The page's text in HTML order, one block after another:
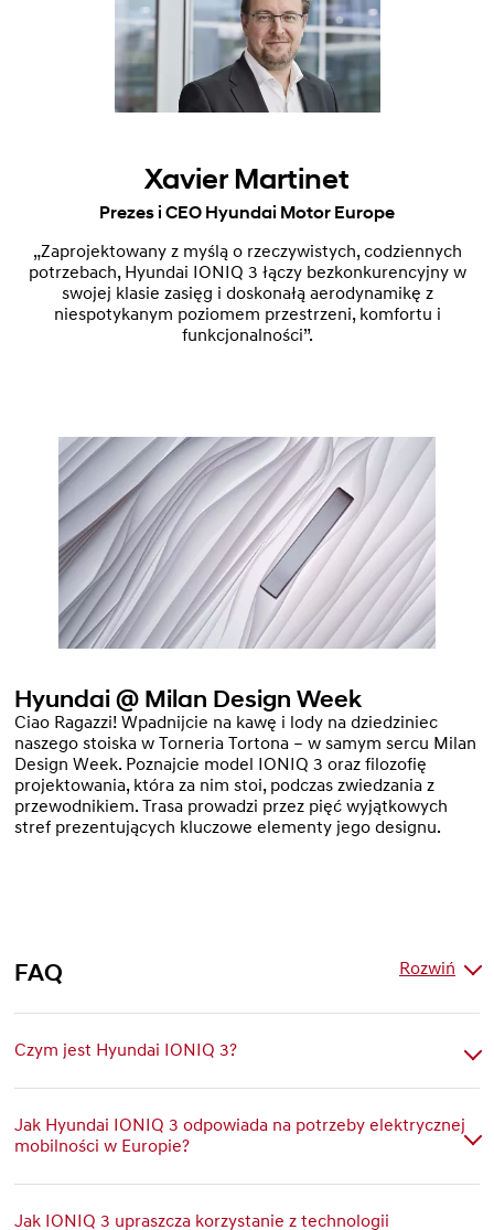
Xavier Martinet
Prezes i CEO Hyundai Motor Europe
„Zaprojektowany z myślą o rzeczywistych, codziennych
potrzebach, Hyundai IONIQ 3 łączy bezkonkurencyjny w
swojej klasie zasięg i doskonałą aerodynamikę z
niespotykanym poziomem przestrzeni, komfortu i
funkcjonalności”.
Hyundai @ Milan Design Week
Ciao Ragazzi! Wpadnijcie na kawę i lody na dziedziniec
naszego stoiska w Torneria Tortona – w samym sercu Milan
Design Week. Poznajcie model IONIQ 3 oraz filozofię
projektowania, która za nim stoi, podczas zwiedzania z
przewodnikiem. Trasa prowadzi przez pięć wyjątkowych
stref prezentujących kluczowe elementy jego designu.
FAQ Rozwiń
Czym jest Hyundai IONIQ 3?
komfortowym wnętrzem oraz łatwą w obsłudze technologią.
Jak Hyundai IONIQ 3 odpowiada na potrzeby elektrycznej
mobilności w Europie?
Jak IONIQ 3 upraszcza korzystanie z technologii